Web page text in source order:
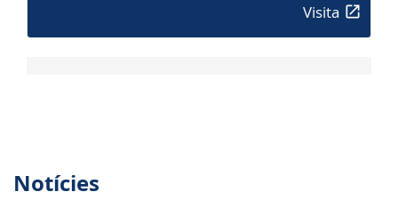
Visita
Notícies